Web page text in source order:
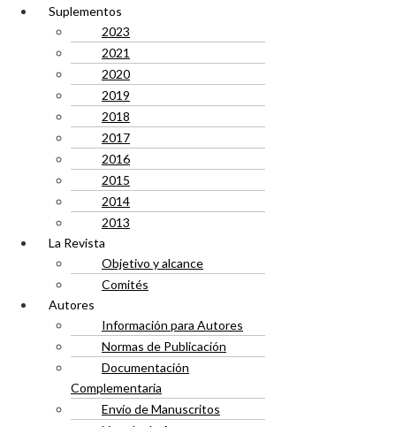
Suplementos
2023
2021
2020
2019
2018
2017
2016
2015
2014
2013
La Revista
Objetivo y alcance
Comités
Autores
Información para Autores
Normas de Publicación
Documentación
Complementaria
Envío de Manuscritos